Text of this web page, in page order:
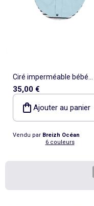
Ciré imperméable bébé
'Breizh Ocean' avec
Capuche, Poncho Intérieur
rayé
35,00 €
Ajouter au panier
Vendu par Breizh Océan
6 couleurs